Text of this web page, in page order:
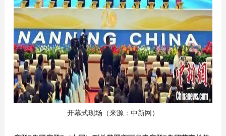
开幕式现场（来源：中新网）